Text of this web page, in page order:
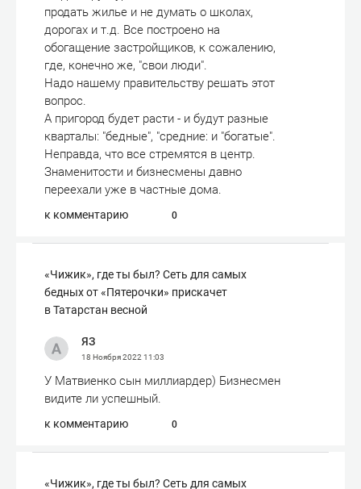
продать жилье и не думать о школах,
дорогах и т.д. Все построено на
обогащение застройщиков, к сожалению,
где, конечно же, "свои люди".
Надо нашему правительству решать этот
вопрос.
А пригород будет расти - и будут разные
кварталы: "бедные", "средние: и "богатые".
Неправда, что все стремятся в центр.
Знаменитости и бизнесмены давно
переехали уже в частные дома.
к комментарию 0
«Чижик», где ты был? Сеть для самых
бедных от «Пятерочки» прискачет
в Татарстан весной
ЯЗ
18 Ноября 2022 11:03
У Матвиенко сын миллиардер) Бизнесмен
видите ли успешный.
к комментарию 0
«Чижик», где ты был? Сеть для самых